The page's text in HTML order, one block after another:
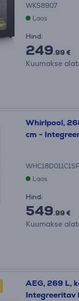
WKS8907
Laos
Hind:
249.99 €
Kuumakse
Whirlpool,
cm -
WHC18D011C1SF
Laos
Hind:
549.99 €
Kuumakse
AEG, 269 L,
Integreeritav